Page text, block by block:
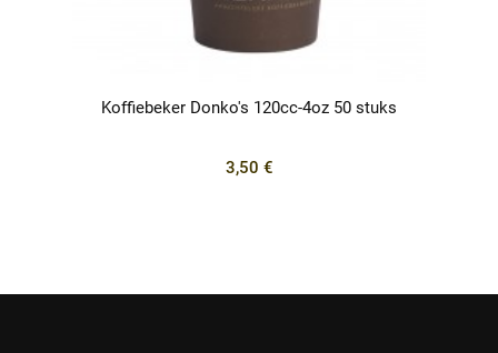
Koffiebeker Donko's 120cc-4oz 50 stuks
3,50 €